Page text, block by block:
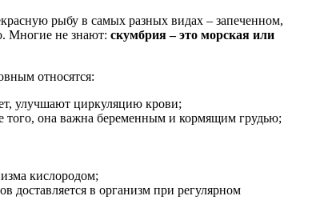
рыбу в самых разных видах – запеченном,
Многие не знают: скумбрия – это морская или
относятся:
улучшают циркуляцию крови;
того, она важна беременным и кормящим грудью;
кислородом;
доставляется в организм при регулярном